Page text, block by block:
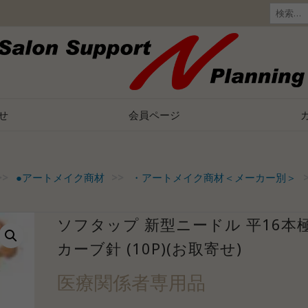
検
索:
会員ページ
●アートメイク商材 ・アートメイク商材＜メーカー別＞
ソフタップ 新型ニードル 平16本
カーブ針 (10P)(お取寄せ)
医療関係者専用品